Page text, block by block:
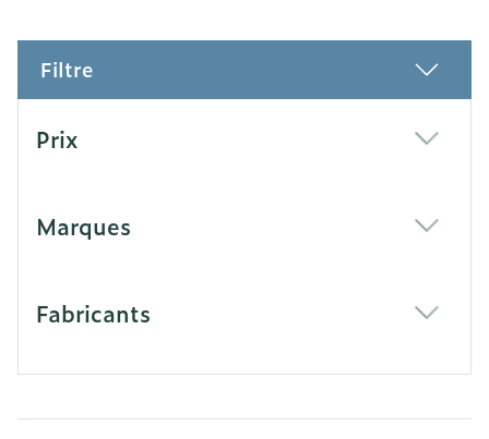
Filtre
Prix
Marques
Fabricants